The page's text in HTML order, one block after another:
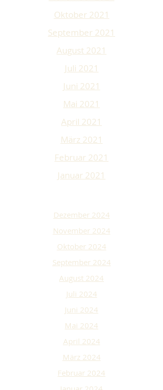
Oktober 2021
September 2021
August 2021
Juli 2021
Juni 2021
Mai 2021
April 2021
März 2021
Februar 2021
Januar 2021
Dezember 2024
November 2024
Oktober 2024
September 2024
August 2024
Juli 2024
Juni 2024
Mai 2024
April 2024
März 2024
Februar 2024